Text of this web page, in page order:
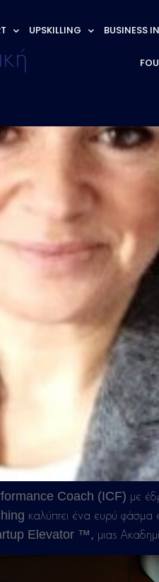
UPSKILLING BUSINESS
Coach (ICF) με
καλύπτει ένα ευρύ φάσμα
Startup Elevator ™, μιας